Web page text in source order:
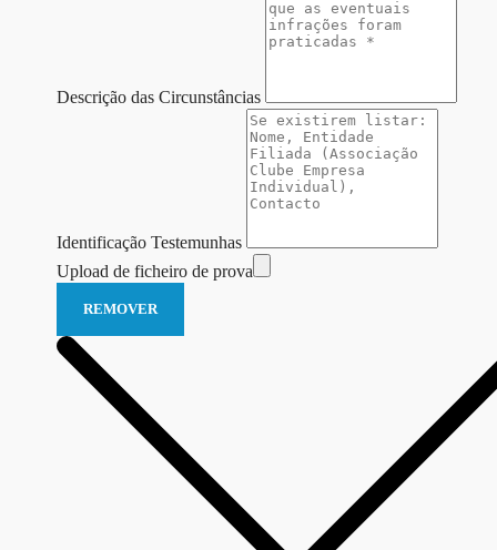
Descrição das Circunstâncias
Identificação Testemunhas
Upload de ficheiro de prova
REMOVER